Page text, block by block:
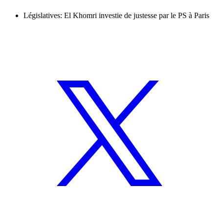
Législatives: El Khomri investie de justesse par le PS à Paris